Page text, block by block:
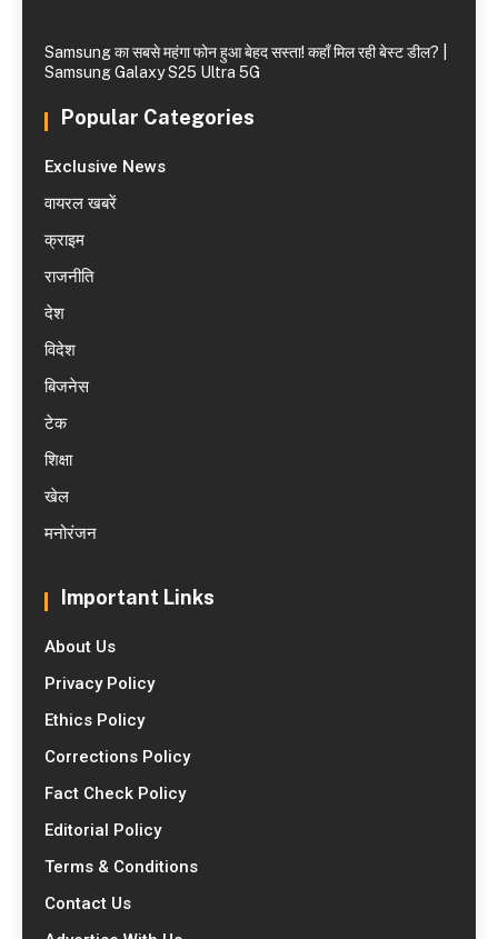
Samsung का सबसे महंगा फोन हुआ बेहद सस्ता! कहाँ मिल रही बेस्ट डील? |
Samsung Galaxy S25 Ultra 5G
Popular Categories
Exclusive News
वायरल खबरें
क्राइम
राजनीति
देश
विदेश
बिजनेस
टेक
शिक्षा
खेल
मनोरंजन
Important Links
About Us
Privacy Policy
Ethics Policy
Corrections Policy
Fact Check Policy
Editorial Policy
Terms & Conditions
Contact Us